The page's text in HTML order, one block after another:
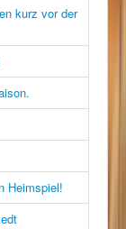
kurz vor der
Heimspiel!